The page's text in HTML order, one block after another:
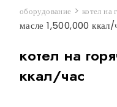
оборудование > котел на
масле 1,500,000 ккал/
котел на
ккал/час